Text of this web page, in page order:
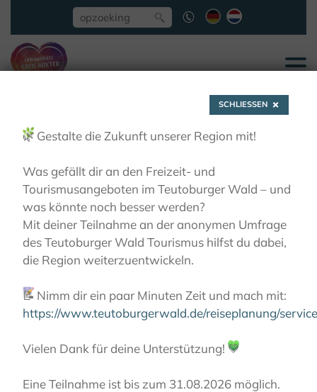
Diemel-Twiste-Runde
ACTIEF FIETSEN KORT EN BONDIG
© Teutoburger Wald Tourismus / A. Röser
SCHLIESSEN
🌿 Gestalte die Zukunft unserer Region mit!
Was gefällt dir an den Freizeit- und
Tourismusangeboten im Teutoburger Wald – und
was könnte noch besser werden?
Mit deiner Teilnahme an der anonymen Umfrage
des Teutoburger Wald Tourismus hilfst du dabei,
die Region weiterzuentwickeln.
📝 Nimm dir ein paar Minuten Zeit und mach mit:
https://www.teutoburgerwald.de/reiseplanung/
Vielen Dank für deine Unterstützung! 💚
Eine Teilnahme ist bis zum 31.08.2026 möglich.